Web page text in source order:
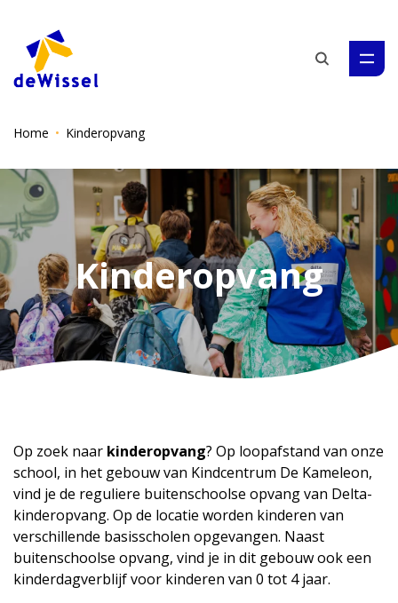
Zoeken
Home Kinderopvang
Kinderopvang
Op zoek naar kinderopvang? Op loopafstand van onze
school, in het gebouw van Kindcentrum De Kameleon,
vind je de reguliere buitenschoolse opvang van Delta-
kinderopvang. Op de locatie worden kinderen van
verschillende basisscholen opgevangen. Naast
buitenschoolse opvang, vind je in dit gebouw ook een
kinderdagverblijf voor kinderen van 0 tot 4 jaar.